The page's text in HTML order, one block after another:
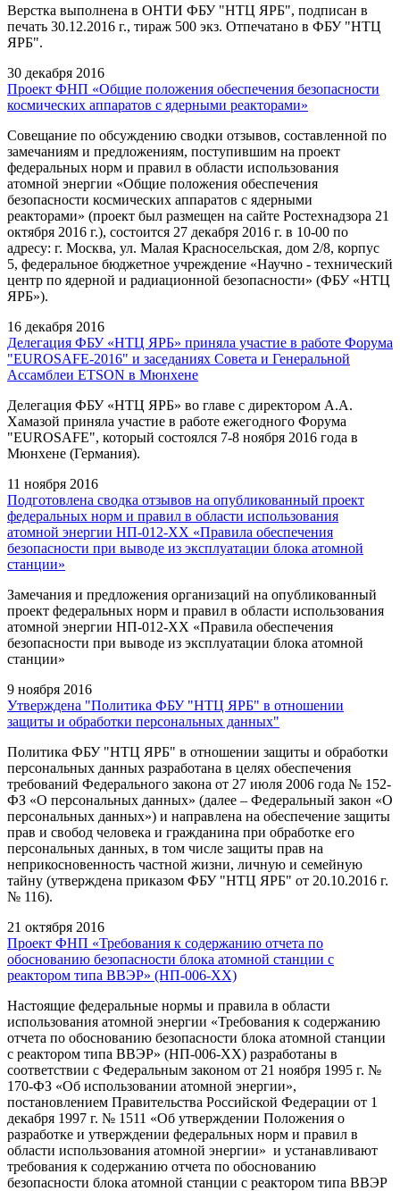
Верстка выполнена в ОНТИ ФБУ "НТЦ ЯРБ", подписан в
печать 30.12.2016 г., тираж 500 экз. Отпечатано в ФБУ "НТЦ
ЯРБ".
30 декабря 2016
Проект ФНП «Общие положения обеспечения безопасности
космических аппаратов с ядерными реакторами»
Совещание по обсуждению сводки отзывов, составленной по
замечаниям и предложениям, поступившим на проект
федеральных норм и правил в области использования
атомной энергии «Общие положения обеспечения
безопасности космических аппаратов с ядерными
реакторами» (проект был размещен на сайте Ростехнадзора 21
октября 2016 г.), состоится 27 декабря 2016 г. в 10-00 по
адресу: г. Москва, ул. Малая Красносельская, дом 2/8, корпус
5, федеральное бюджетное учреждение «Научно - технический
центр по ядерной и радиационной безопасности» (ФБУ «НТЦ
ЯРБ»).
16 декабря 2016
Делегация ФБУ «НТЦ ЯРБ» приняла участие в работе Форума
"EUROSAFE-2016" и заседаниях Совета и Генеральной
Ассамблеи ETSON в Мюнхене
Делегация ФБУ «НТЦ ЯРБ» во главе с директором А.А.
Хамазой приняла участие в работе ежегодного Форума
"EUROSAFE", который состоялся 7-8 ноября 2016 года в
Мюнхене (Германия).
11 ноября 2016
Подготовлена сводка отзывов на опубликованный проект
федеральных норм и правил в области использования
атомной энергии НП-012-ХХ «Правила обеспечения
безопасности при выводе из эксплуатации блока атомной
станции»
Замечания и предложения организаций на опубликованный
проект федеральных норм и правил в области использования
атомной энергии НП-012-ХХ «Правила обеспечения
безопасности при выводе из эксплуатации блока атомной
станции»
9 ноября 2016
Утверждена "Политика ФБУ "НТЦ ЯРБ" в отношении
защиты и обработки персональных данных"
Политика ФБУ "НТЦ ЯРБ" в отношении защиты и обработки
персональных данных разработана в целях обеспечения
требований Федерального закона от 27 июля 2006 года № 152-
ФЗ «О персональных данных» (далее – Федеральный закон «О
персональных данных») и направлена на обеспечение защиты
прав и свобод человека и гражданина при обработке его
персональных данных, в том числе защиты прав на
неприкосновенность частной жизни, личную и семейную
тайну (утверждена приказом ФБУ "НТЦ ЯРБ" от 20.10.2016 г.
№ 116).
21 октября 2016
Проект ФНП «Требования к содержанию отчета по
обоснованию безопасности блока атомной станции с
реактором типа ВВЭР» (НП-006-XX)
Настоящие федеральные нормы и правила в области
использования атомной энергии «Требования к содержанию
отчета по обоснованию безопасности блока атомной станции
с реактором типа ВВЭР» (НП-006-XX) разработаны в
соответствии с Федеральным законом от 21 ноября 1995 г. №
170-ФЗ «Об использовании атомной энергии»,
постановлением Правительства Российской Федерации от 1
декабря 1997 г. № 1511 «Об утверждении Положения о
разработке и утверждении федеральных норм и правил в
области использования атомной энергии» и устанавливают
требования к содержанию отчета по обоснованию
безопасности блока атомной станции с реактором типа ВВЭР